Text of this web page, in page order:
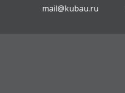
mail@kubau.ru